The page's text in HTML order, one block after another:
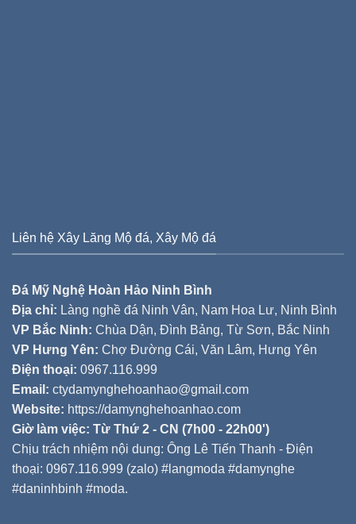
Liên hệ Xây Lăng Mộ đá, Xây Mộ đá
Đá Mỹ Nghệ Hoàn Hảo Ninh Bình
Địa chỉ: Làng nghề đá Ninh Vân, Nam Hoa Lư, Ninh Bình
VP Bắc Ninh: Chùa Dận, Đình Bảng, Từ Sơn, Bắc Ninh
VP Hưng Yên: Chợ Đường Cái, Văn Lâm, Hưng Yên
Điện thoại: 0967.116.999
Email: ctydamynghehoanhao@gmail.com
Website: https://damynghehoanhao.com
Giờ làm việc: Từ Thứ 2 - CN (7h00 - 22h00')
Chịu trách nhiệm nội dung: Ông Lê Tiến Thanh - Điện
thoại: 0967.116.999 (zalo) #langmoda #damynghe
#daninhbinh #moda.